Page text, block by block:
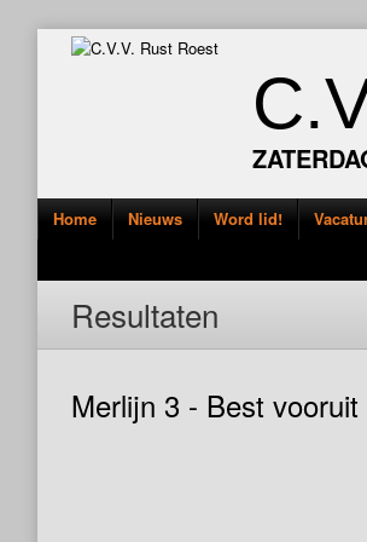
Home Nieuws Word lid!
Resultaten
Merlijn 3 - Best vooruit